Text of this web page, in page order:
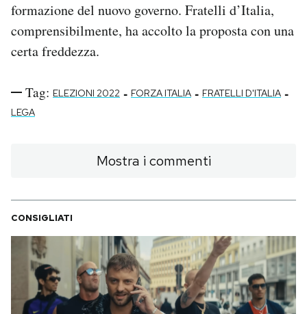
formazione del nuovo governo. Fratelli d’Italia,
comprensibilmente, ha accolto la proposta con una
certa freddezza.
Tag: ELEZIONI 2022 - FORZA ITALIA - FRATELLI D'ITALIA -
LEGA
Mostra i commenti
CONSIGLIATI